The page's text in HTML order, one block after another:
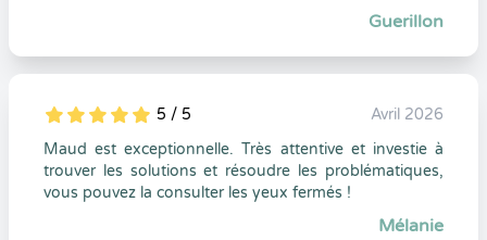
Guerillon
5
1
5
0 5 / 5
Avril 2026
Maud est exceptionnelle. Très attentive et investie à
trouver les solutions et résoudre les problématiques,
vous pouvez la consulter les yeux fermés !
Mélanie